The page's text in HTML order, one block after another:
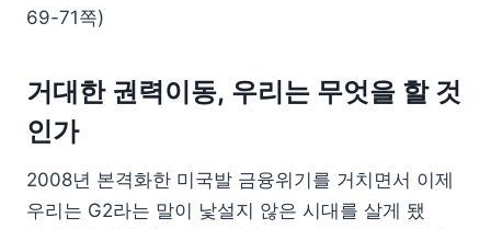
69-71쪽)
거대한 권력이동, 우리는 무엇을 할 것
인가
2008년 본격화한 미국발 금융위기를 거치면서 이제
우리는 G2라는 말이 낯설지 않은 시대를 살게 됐